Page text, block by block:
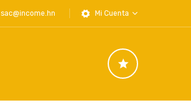
sac@income.hn Mi Cuenta